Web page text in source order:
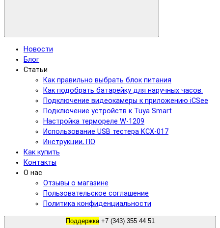
Новости
Блог
Статьи
Как правильно выбрать блок питания
Как подобрать батарейку для наручных часов.
Подключение видеокамеры к приложению iCSee
Подключение устройств к Tuya Smart
Настройка термореле W-1209
Использование USB тестера KCX-017
Инструкции, ПО
Как купить
Контакты
О нас
Отзывы о магазине
Пользовательское соглашение
Политика конфиденциальности
Поддержка +7 (343) 355 44 51